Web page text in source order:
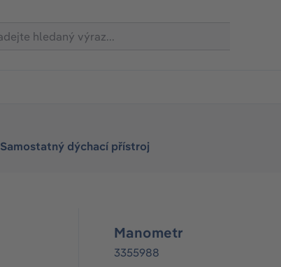
Samostatný dýchací přístroj
Manometr
3355988